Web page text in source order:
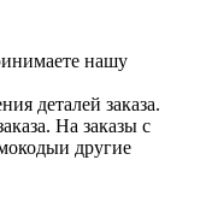
нашу
деталей заказа.
На заказы с
другие